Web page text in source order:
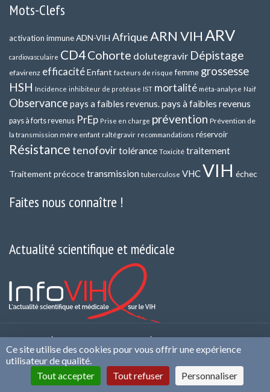
Mots-Clefs
activation immuneADN-VIH AfriqueARN VIHARV
cardiovasculaire CD4Cohorte dolutegravir Dépistage
efavirenz efficacitéEnfant facteurs de risque femme grossesse
HSH Incidence inhibiteur de protéase IST mortalité méta-analyse Naif
Observance pays a faibles revenus.pays à faibles revenus
pays à forts revenus PrEp Prise en charge prévention Prévention de
la transmission mère enfant raltégravir recommandations réservoir
Résistancetenofovirtolérance Toxicité traitement
Traitement précocetransmission tuberculose VHCVIH échec
Faites nous connaître !
Actualité scientifique et médicale
confidentialité et de Protection des Données
Mentions
légales et CGU
Infos cookies
Conflits d’intérêts
Plan du site
Ce site utilise des cookies pour vous offrir une expérience
utilisateur de qualité.
Tout accepter
Tout refuser
Personnaliser